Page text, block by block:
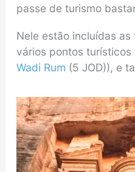
passe de turismo
Nele estão incluídas
vários pontos turísticos
Wadi Rum (5 JOD)), e